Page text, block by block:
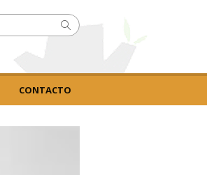
Buscar
CONTACTO